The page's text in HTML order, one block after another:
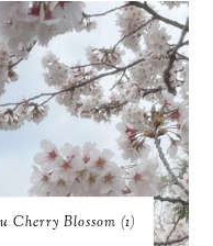
Cherry Blossom (1)